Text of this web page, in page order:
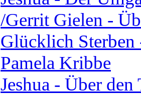
/Gerrit Gielen -
Glücklich
Pamela Kribbe
Jeshua - Über